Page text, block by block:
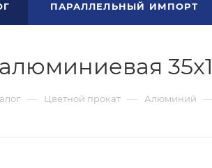
ПАРАЛЛЕЛЬНЫЙ ИМПОРТ
— Цветной прокат — Алюминий